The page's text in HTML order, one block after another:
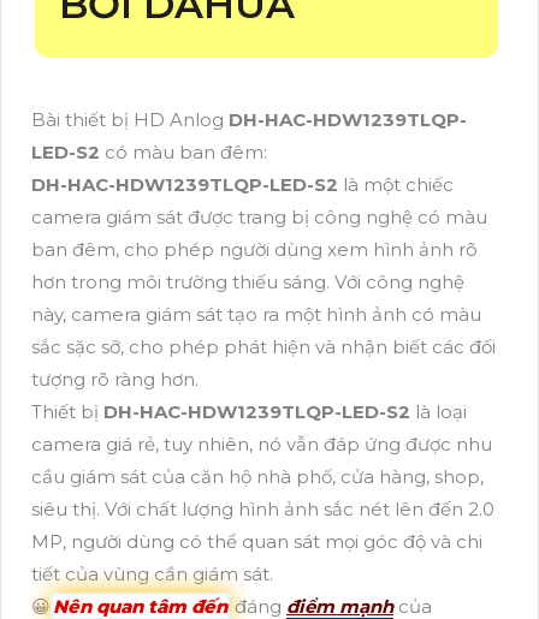
Bài thiết bị HD Anlog DH-HAC-HDW1239TLQP-
LED-S2 có màu ban đêm:
DH-HAC-HDW1239TLQP-LED-S2 là một chiếc
camera giám sát được trang bị công nghệ có màu
ban đêm, cho phép người dùng xem hình ảnh rõ
hơn trong môi trường thiếu sáng. Với công nghệ
này, camera giám sát tạo ra một hình ảnh có màu
sắc sặc sỡ, cho phép phát hiện và nhận biết các đối
tượng rõ ràng hơn.
Thiết bị DH-HAC-HDW1239TLQP-LED-S2 là loại
camera giá rẻ, tuy nhiên, nó vẫn đáp ứng được nhu
cầu giám sát của căn hộ nhà phố, cửa hàng, shop,
siêu thị. Với chất lượng hình ảnh sắc nét lên đến 2.0
MP, người dùng có thể quan sát mọi góc độ và chi
tiết của vùng cần giám sát.
😀 Nên quan tâm đến đáng điểm mạnhcủa